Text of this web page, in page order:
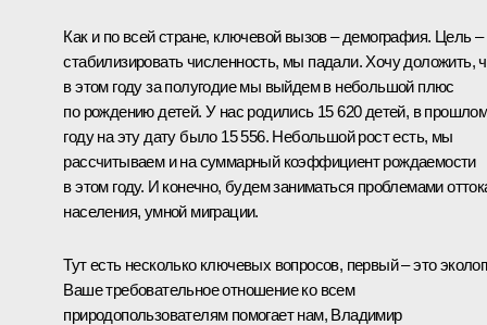
Как и по всей стране, ключевой вызов – демография. Цель –
стабилизировать численность, мы падали. Хочу доложить,
в этом году за полугодие мы выйдем в небольшой плюс
по рождению детей. У нас родились 15 620 детей, в
году на эту дату было 15 556. Небольшой рост есть, мы
рассчитываем и на суммарный коэффициент рождаемости
в этом году. И конечно, будем заниматься проблемами
населения, умной миграции.
Тут есть несколько ключевых вопросов, первый – это
Ваше требовательное отношение ко всем
природопользователям помогает нам, Владимир